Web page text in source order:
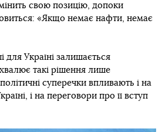
свою позицію, допоки
«Якщо немає нафти, немає
Україні залишається
такі рішення лише
суперечки впливають і на
і на переговори про її вступ